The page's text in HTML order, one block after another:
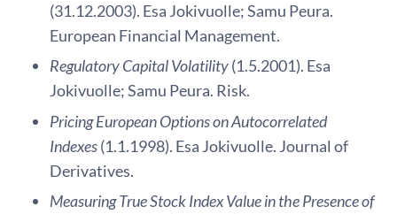
(31.12.2003). Esa Jokivuolle; Samu Peura.
European Financial Management.
Regulatory Capital Volatility(1.5.2001). Esa
Jokivuolle; Samu Peura. Risk.
Pricing European Options on Autocorrelated
Indexes(1.1.1998). Esa Jokivuolle. Journal of
Derivatives.
Measuring True Stock Index Value in the Presence of